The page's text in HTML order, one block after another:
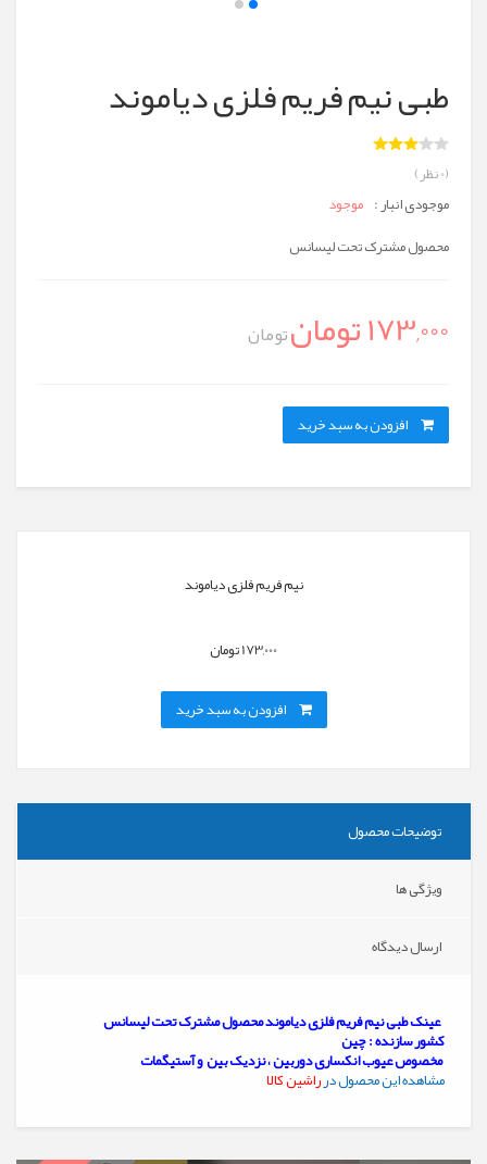
طبی نیم فریم فلزی دیاموند
(0 نظر)
موجودی انبار : موجود
محصول مشترک تحت لیسانس
173,000 تومان تومان
افزودن به سبد خرید
نیم فریم فلزی دیاموند
173,000 تومان
افزودن به سبد خرید
توضیحات محصول
ویژگی ها
ارسال دیدگاه
عینک طبی نیم فریم فلزی دیاموند محصول مشترک تحت لیسانس
کشور سازنده : چین
مخصوص عیوب انکساری دوربین ، نزدیک بین و آستیگمات
مشاهده این محصول درراشین کالا